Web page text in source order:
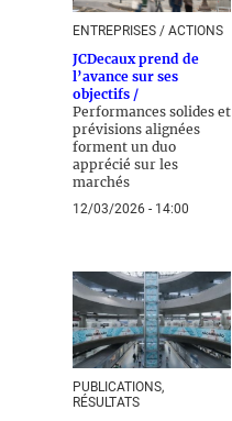
ENTREPRISES / ACTIONS
JCDecaux prend de
l’avance sur ses
objectifs /
Performances solides et
prévisions alignées
forment un duo
apprécié sur les
marchés
12/03/2026 - 14:00
PUBLICATIONS,
RÉSULTATS